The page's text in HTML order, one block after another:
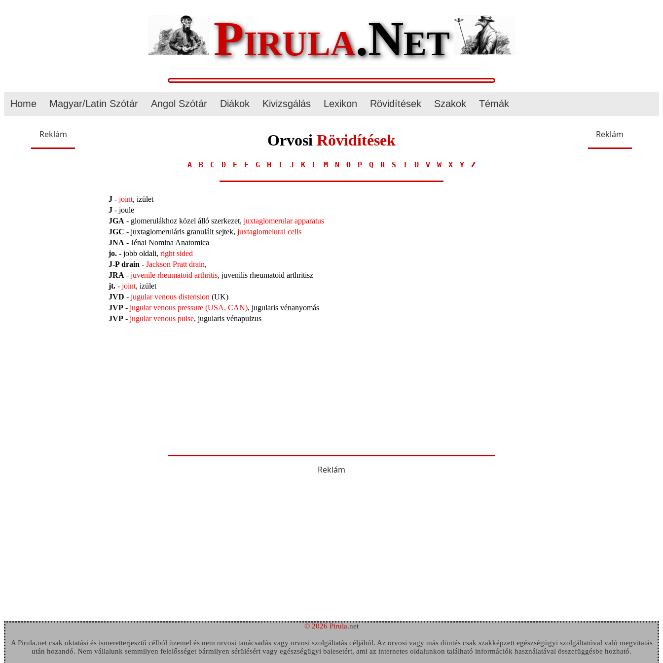
Pirula.Net
Home Magyar/Latin Szótár Angol Szótár Diákok Kivizsgálás Lexikon Rövidítések Szakok Témák
Reklám Orvosi Rövidítések
A B C D E F G H I J K L M N O P Q R S T U V W X Y Z
J -joint, izület
J - joule
JGA - glomerulákhoz közel álló szerkezet,juxtaglomerular apparatus
JGC - juxtaglomeruláris granulált sejtek,juxtaglomelural cells
JNA - Jénai Nomina Anatomica
jo. - jobb oldali,right sided
J-P drain -Jackson Pratt drain,
JRA -juvenile rheumatoid arthritis, juvenilis rheumatoid arthritisz
jt. -joint, izület
JVD -jugular venous distension (UK)
JVP -jugular venous pressure (USA, CAN), jugularis vénanyomás
JVP - jugular venous pulse,jugularis vénapulzus
Reklám
Reklám
© 2026 Pirula.net
A Pirula.net csak oktatási és ismeretterjesztő célból üzemel és nem orvosi tanácsadás vagy orvosi szolgáltatás céljából. Az orvosi vagy más döntés csak szakképzett egészségügyi szolgáltatóval való megvitatás
után hozandó. Nem vállalunk semmilyen felelősséget bármilyen sérülésért vagy egészségügyi balesetért, ami az internetes oldalunkon található információk használatával összefüggésbe hozható.